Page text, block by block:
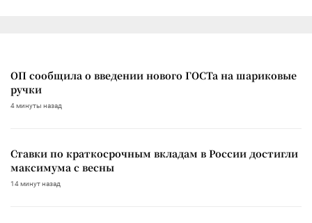
ОП сообщила о введении нового ГОСТа на шариковые
ручки
4 минуты назад
Ставки по краткосрочным вкладам в России достигли
максимума с весны
14 минут назад